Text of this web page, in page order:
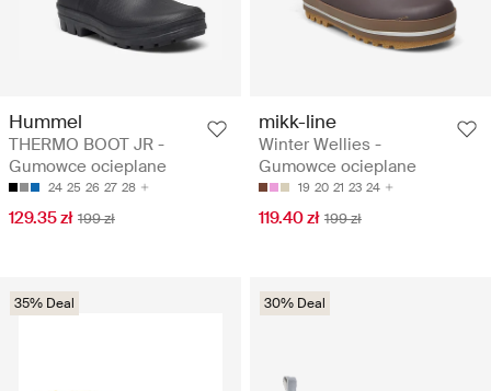
Hummel
THERMO BOOT JR -
Gumowce ocieplane
24 25 26 27 28
129.35 zł 199 zł
mikk-line
Winter Wellies -
Gumowce ocieplane
19 20 21 23 24
119.40 zł 199 zł
35% Deal 30% Deal